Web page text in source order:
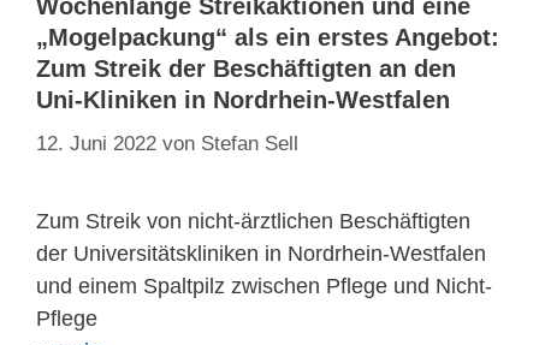
Wochenlange Streikaktionen und eine
„Mogelpackung“ als ein erstes Angebot:
Zum Streik der Beschäftigten an den
Uni-Kliniken in Nordrhein-Westfalen
12. Juni 2022 von Stefan Sell
Zum Streik von nicht-ärztlichen Beschäftigten
der Universitätskliniken in Nordrhein-Westfalen
und einem Spaltpilz zwischen Pflege und Nicht-
Pflege